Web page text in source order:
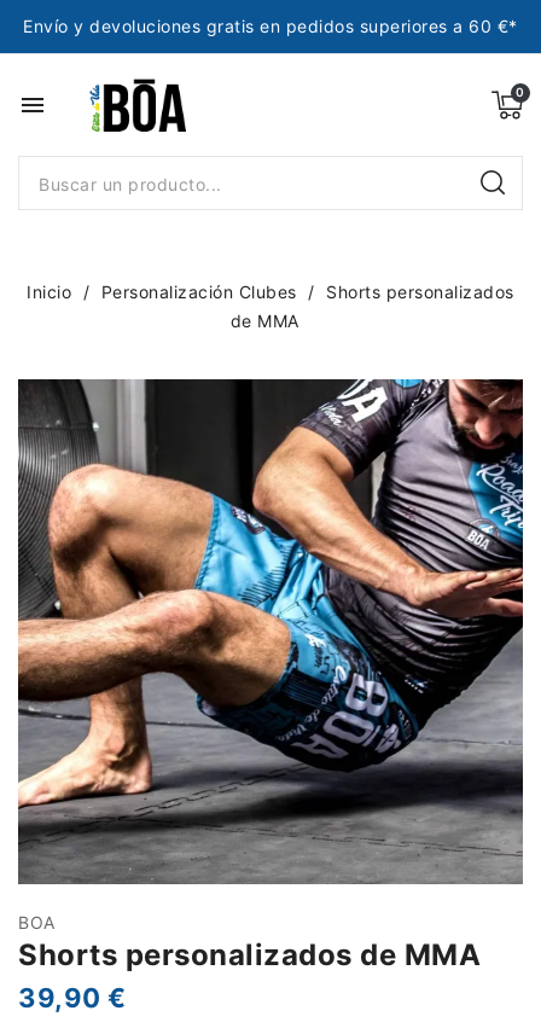
Envío y devoluciones gratis en pedidos superiores a 60 €*
menu
Inicio Personalización Clubes
Shorts personalizados
de MMA
BOA
Shorts personalizados de MMA
39,90 €